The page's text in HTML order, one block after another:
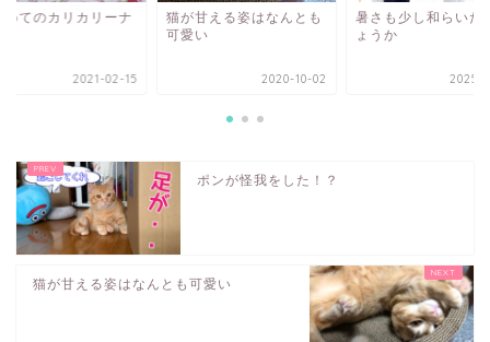
めてのカリカリーナ
2021-02-15
猫が甘える姿はなんとも
可愛い
2020-10-02
暑さも少し和らいだ
ょうか
2025-
ポンが怪我をした！？
猫が甘える姿はなんとも可愛い